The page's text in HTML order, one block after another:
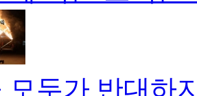
모두가 반대하